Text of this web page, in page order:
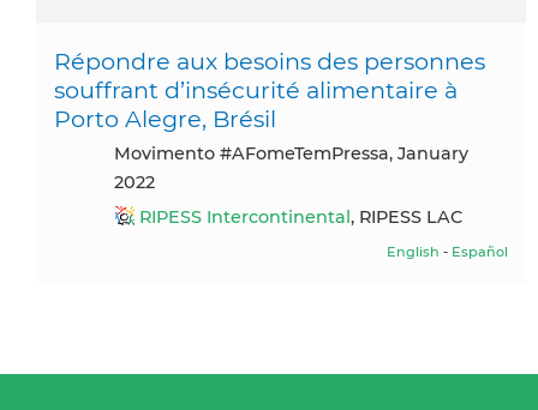
Répondre aux besoins des personnes
souffrant d’insécurité alimentaire à
Porto Alegre, Brésil
Movimento #AFomeTemPressa, January
2022
RIPESS Intercontinental, RIPESS LAC
English - Español